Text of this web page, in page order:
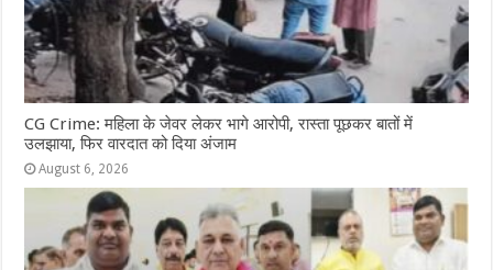
CG Crime: महिला के जेवर लेकर भागे आरोपी, रास्ता पूछकर बातों में
उलझाया, फिर वारदात को दिया अंजाम
August 6, 2026